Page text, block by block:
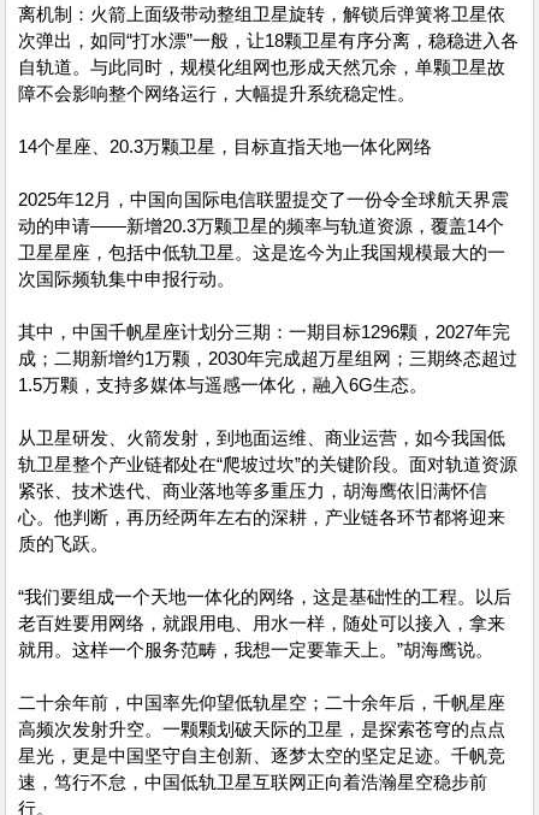
离机制：火箭上面级带动整组卫星旋转，解锁后弹簧将卫星依
次弹出，如同“打水漂”一般，让18颗卫星有序分离，稳稳进入各
自轨道。与此同时，规模化组网也形成天然冗余，单颗卫星故
障不会影响整个网络运行，大幅提升系统稳定性。
14个星座、20.3万颗卫星，目标直指天地一体化网络
2025年12月，中国向国际电信联盟提交了一份令全球航天界震
动的申请——新增20.3万颗卫星的频率与轨道资源，覆盖14个
卫星星座，包括中低轨卫星。这是迄今为止我国规模最大的一
次国际频轨集中申报行动。
其中，中国千帆星座计划分三期：一期目标1296颗，2027年完
成；二期新增约1万颗，2030年完成超万星组网；三期终态超过
1.5万颗，支持多媒体与遥感一体化，融入6G生态。
从卫星研发、火箭发射，到地面运维、商业运营，如今我国低
轨卫星整个产业链都处在“爬坡过坎”的关键阶段。面对轨道资源
紧张、技术迭代、商业落地等多重压力，胡海鹰依旧满怀信
心。他判断，再历经两年左右的深耕，产业链各环节都将迎来
质的飞跃。
“我们要组成一个天地一体化的网络，这是基础性的工程。以后
老百姓要用网络，就跟用电、用水一样，随处可以接入，拿来
就用。这样一个服务范畴，我想一定要靠天上。”胡海鹰说。
二十余年前，中国率先仰望低轨星空；二十余年后，千帆星座
高频次发射升空。一颗颗划破天际的卫星，是探索苍穹的点点
星光，更是中国坚守自主创新、逐梦太空的坚定足迹。千帆竞
速，笃行不怠，中国低轨卫星互联网正向着浩瀚星空稳步前
行。